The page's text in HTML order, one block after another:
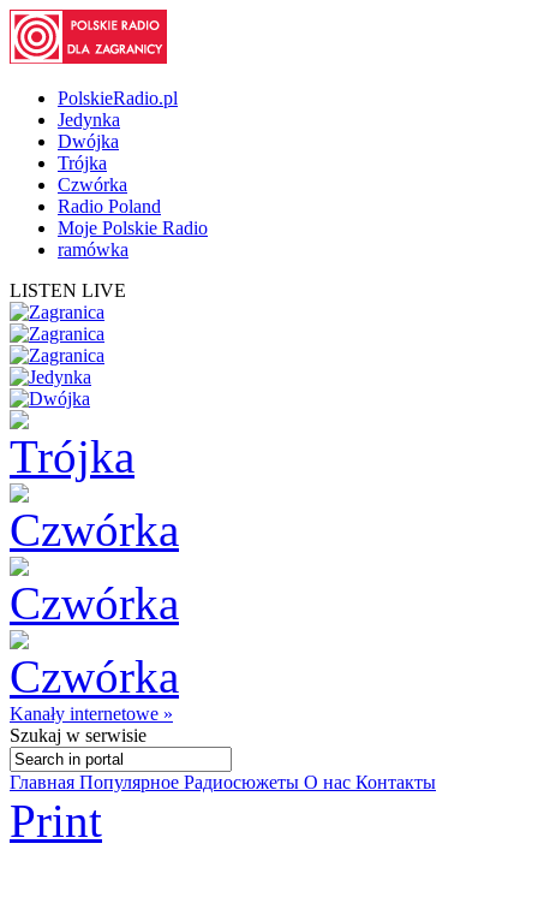
PolskieRadio.pl
Jedynka
Dwójka
Trójka
Czwórka
Radio Poland
Moje Polskie Radio
ramówka
LISTEN LIVE
Kanały internetowe »
Szukaj w serwisie
Главная Популярное Радиосюжеты О нас Контакты
Print